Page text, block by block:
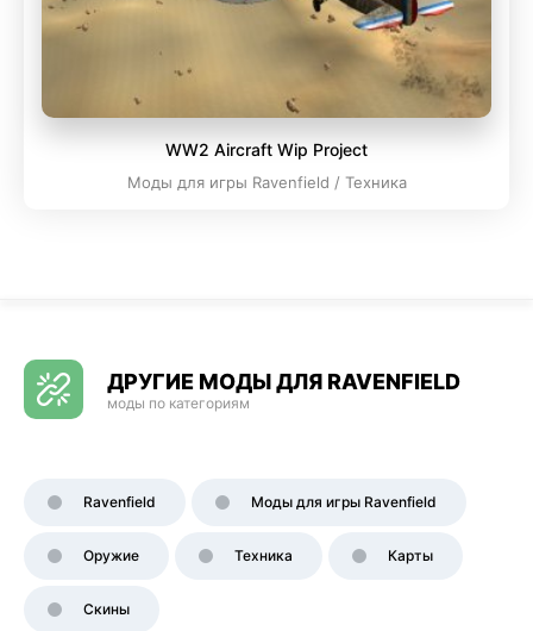
WW2 Aircraft Wip Project
Моды для игры Ravenfield / Техника
ДРУГИЕ МОДЫ ДЛЯ RAVENFIELD
моды по категориям
Ravenfield Моды для игры Ravenfield
Оружие Техника Карты
Скины